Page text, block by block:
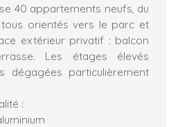
40 appartements neufs, du
orientés vers le parc et
extérieur privatif : balcon
Les étages élevés
dégagées particulièrement
: